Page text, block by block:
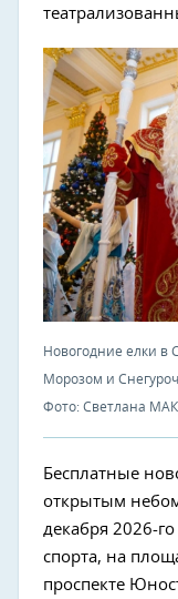
Новогодние елки в
Морозом и
Фото: Светлана
Бесплатные
открытым
декабря 2026-
спорта, на
проспекте